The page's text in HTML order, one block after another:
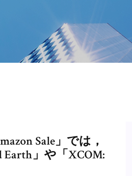
Sale」では，
Earth」や「XCOM: